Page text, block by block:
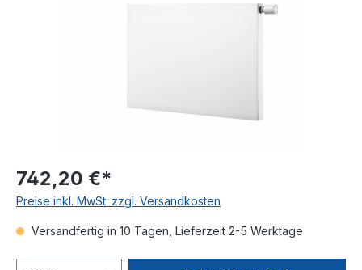
742,20 €*
Preise inkl. MwSt. zzgl. Versandkosten
Versandfertig in 10 Tagen, Lieferzeit 2-5 Werktage